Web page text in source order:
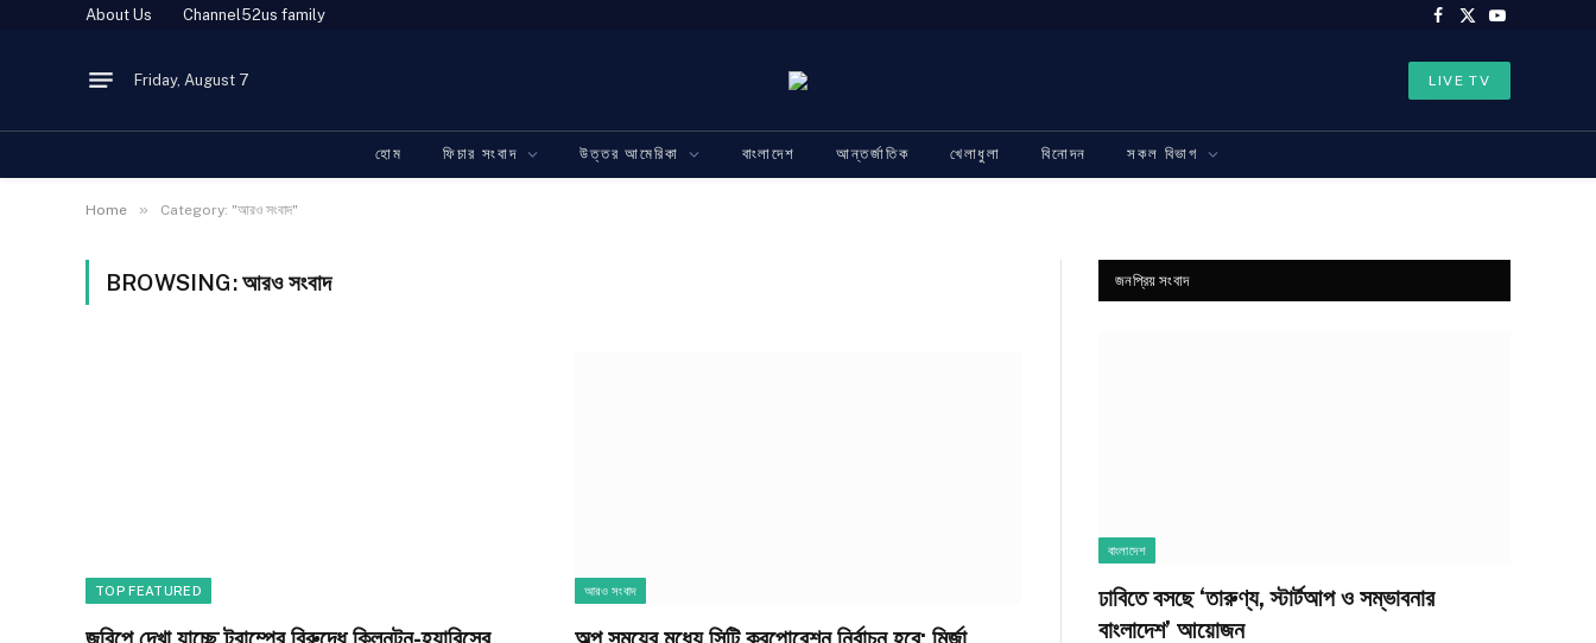
About Us Channel52us family
Facebook
X
YouTube
Friday, August 7 LIVE TV
হোম ফিচার সংবাদ উত্তর আমেরিকা বাংলাদেশ আন্তর্জাতিক খেলাধুলা বিনোদন সকল বিভাগ
Home » Category: "আরও সংবাদ"
BROWSING:আরও সংবাদ
TOP FEATURED আরও সংবাদ
জনপ্রিয় সংবাদ
বাংলাদেশ
ঢাবিতে বসছে ‘তারুণ্য, স্টার্টআপ ও সম্ভাবনার
বাংলাদেশ’ আয়োজন